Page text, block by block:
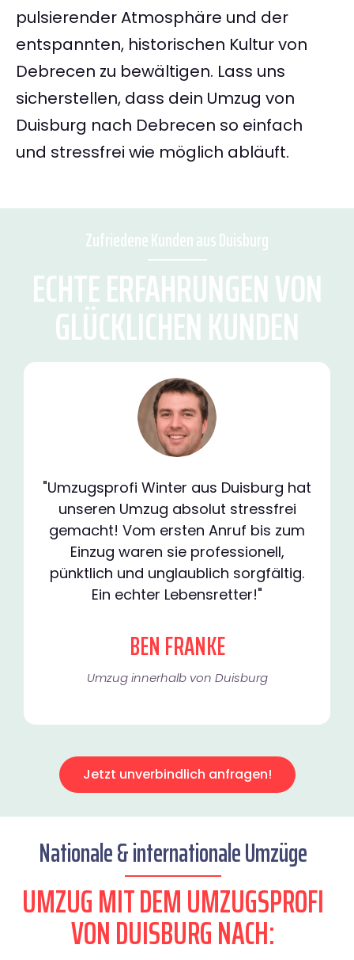
pulsierender Atmosphäre und der
entspannten, historischen Kultur von
Debrecen zu bewältigen. Lass uns
sicherstellen, dass dein Umzug von
Duisburg nach Debrecen so einfach
und stressfrei wie möglich abläuft.
Zufriedene Kunden aus Duisburg
ECHTE ERFAHRUNGEN VON
GLÜCKLICHEN KUNDEN
"Umzugsprofi Winter aus Duisburg hat
unseren Umzug absolut stressfrei
gemacht! Vom ersten Anruf bis zum
Einzug waren sie professionell,
pünktlich und unglaublich sorgfältig.
Ein echter Lebensretter!"
BEN FRANKE
Umzug innerhalb von Duisburg​
Jetzt unverbindlich anfragen!
Nationale & internationale Umzüge
UMZUG MIT DEM UMZUGSPROFI
VON DUISBURG NACH: